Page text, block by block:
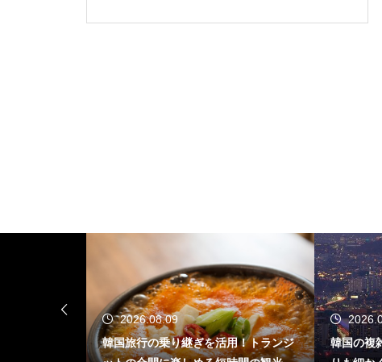
2026.08.09
韓国旅行の乗り継ぎを活用！トランジ
韓国の複